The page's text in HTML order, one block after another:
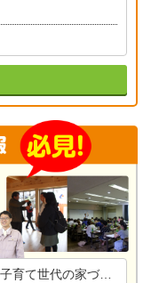
代の家づくり相談会